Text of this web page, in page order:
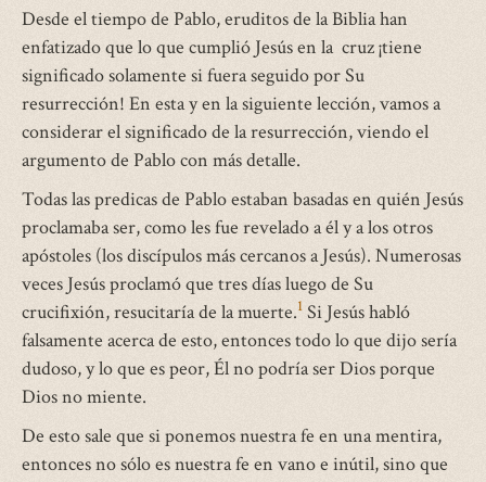
Desde el tiempo de Pablo, eruditos de la Biblia han
enfatizado que lo que cumplió Jesús en la cruz ¡tiene
significado solamente si fuera seguido por Su
resurrección! En esta y en la siguiente lección, vamos a
considerar el significado de la resurrección, viendo el
argumento de Pablo con más detalle.
Todas las predicas de Pablo estaban basadas en quién Jesús
proclamaba ser, como les fue revelado a él y a los otros
apóstoles (los discípulos más cercanos a Jesús). Numerosas
veces Jesús proclamó que tres días luego de Su
crucifixión, resucitaría de la muerte.1 Si Jesús habló
falsamente acerca de esto, entonces todo lo que dijo sería
dudoso, y lo que es peor, Él no podría ser Dios porque
Dios no miente.
De esto sale que si ponemos nuestra fe en una mentira,
entonces no sólo es nuestra fe en vano e inútil, sino que